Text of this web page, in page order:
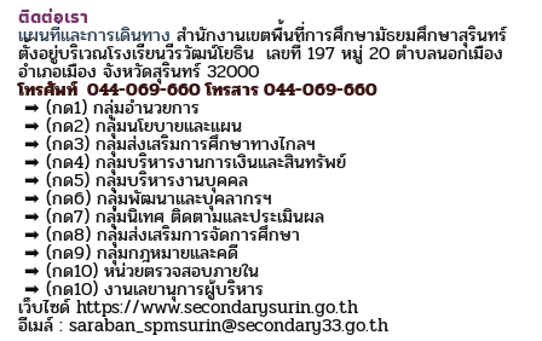
ติดต่อเรา
แผนที่และการเดินทาง สำนักงานเขตพื้นที่การศึกษามัธยมศึกษาสุรินทร์
ตั้งอยู่บริเวณโรงเรียนวีรวัฒน์โยธิน เลขที่ 197 หมู่ 20 ตำบลนอกเมือง
อำเภอเมือง จังหวัดสุรินทร์ 32000
โทรศัพท์ 044-069-660 โทรสาร 044-069-660
➡ (กด1) กลุ่มอำนวยการ
➡ (กด2) กลุ่มนโยบายและแผน
➡ (กด3) กลุ่มส่งเสริมการศึกษาทางไกลฯ
➡ (กด4) กลุ่มบริหารงานการเงินและสินทรัพย์
➡ (กด5) กลุ่มบริหารงานบุคคล
➡ (กด6) กลุ่มพัฒนาและบุคลากรฯ
➡ (กด7) กลุ่มนิเทศ ติดตามและประเมินผล
➡ (กด8) กลุ่มส่งเสริมการจัดการศึกษา
➡ (กด9) กลุ่มกฎหมายและคดี
➡ (กด10) หน่วยตรวจสอบภายใน
➡ (กด10) งานเลขานุการผู้บริหาร
เว็บไซด์ https://www.secondarysurin.go.th
อีเมล์ : saraban_spmsurin@secondary33.go.th